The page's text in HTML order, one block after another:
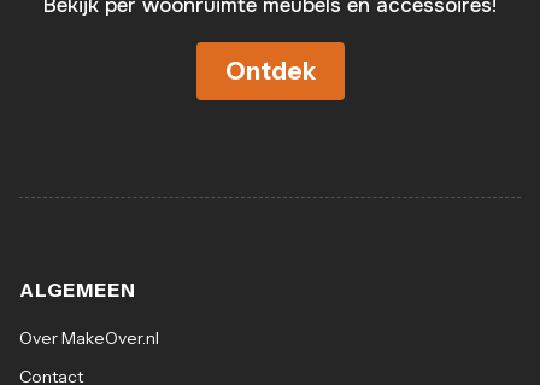
Bekijk per woonruimte meubels en accessoires!
Ontdek
ALGEMEEN
Over MakeOver.nl
Contact